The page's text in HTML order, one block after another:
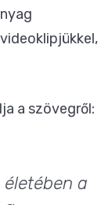
a szövegről:
a